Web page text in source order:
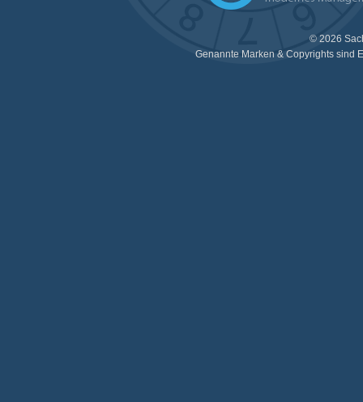
© 2026
Genannte Marken & Copyrights sind